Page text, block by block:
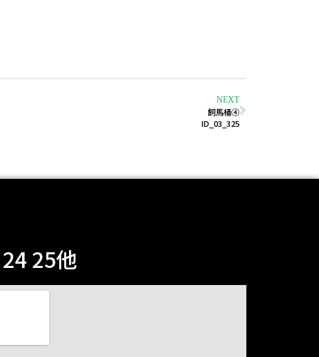
NEXT
飼馬桶④
ID_03_325
25他